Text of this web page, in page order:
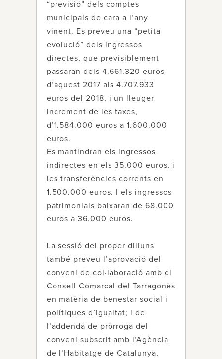
“previsió” dels comptes
municipals de cara a l’any
vinent. Es preveu una “petita
evolució” dels ingressos
directes, que previsiblement
passaran dels 4.661.320 euros
d’aquest 2017 als 4.707.933
euros del 2018, i un lleuger
increment de les taxes,
d’1.584.000 euros a 1.600.000
euros.
Es mantindran els ingressos
indirectes en els 35.000 euros, i
les transferències corrents en
1.500.000 euros. I els ingressos
patrimonials baixaran de 68.000
euros a 36.000 euros.
La sessió del proper dilluns
també preveu l’aprovació del
conveni de col·laboració amb el
Consell Comarcal del Tarragonès
en matèria de benestar social i
polítiques d’igualtat; i de
l’addenda de pròrroga del
conveni subscrit amb l’Agència
de l’Habitatge de Catalunya,